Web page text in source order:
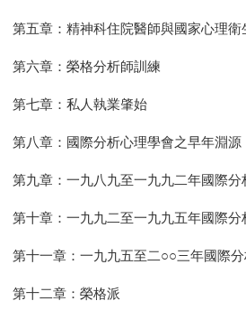
第五章：精神科住院醫師與國家心理衛
第六章：榮格分析師訓練
第七章：私人執業肇始
第八章：國際分析心理學會之早年淵源
第九章：一九八九至一九九二年國際
第十章：一九九二至一九九五年國際
第十一章：一九九五至二○○三年國際
第十二章：榮格派